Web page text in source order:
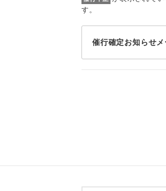
す。
催行確定お知らせ